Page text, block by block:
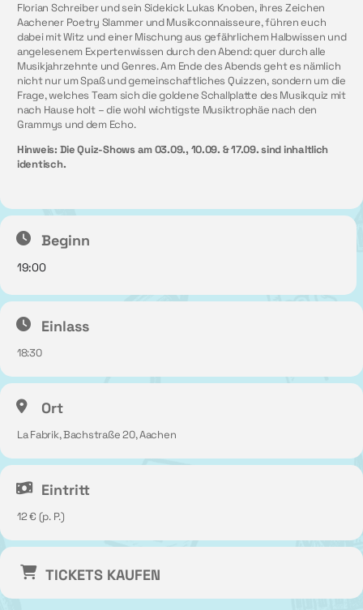
Florian Schreiber und sein Sidekick Lukas Knoben, ihres Zeichen
Aachener Poetry Slammer und Musikconnaisseure, führen euch
dabei mit Witz und einer Mischung aus gefährlichem Halbwissen und
angelesenem Expertenwissen durch den Abend: quer durch alle
Musikjahrzehnte und Genres. Am Ende des Abends geht es nämlich
nicht nur um Spaß und gemeinschaftliches Quizzen, sondern um die
Frage, welches Team sich die goldene Schallplatte des Musikquiz mit
nach Hause holt – die wohl wichtigste Musiktrophäe nach den
Grammys und dem Echo.
Hinweis: Die Quiz-Shows am03.09., 10.09. & 17.09.sind inhaltlich
identisch.
Beginn
19:00
Einlass
18:30
Ort
La Fabrik, Bachstraße 20, Aachen
Eintritt
12 € (p. P.)
TICKETS KAUFEN